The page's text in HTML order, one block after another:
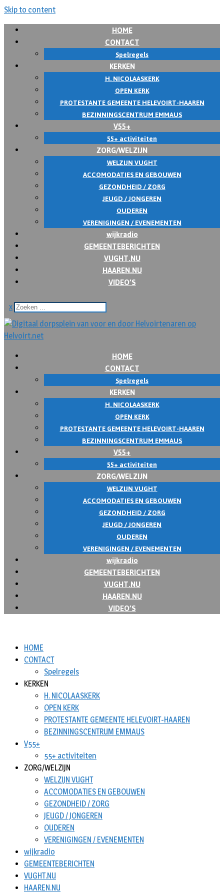
Skip to content
HOME
CONTACT
Spelregels
KERKEN
H. NICOLAASKERK
OPEN KERK
PROTESTANTE GEMEENTE HELEVOIRT-HAAREN
BEZINNINGSCENTRUM EMMAUS
V55+
55+ activiteiten
ZORG/WELZIJN
WELZIJN VUGHT
ACCOMODATIES EN GEBOUWEN
GEZONDHEID / ZORG
JEUGD / JONGEREN
OUDEREN
VERENIGINGEN / EVENEMENTEN
wijkradio
GEMEENTEBERICHTEN
VUGHT.NU
HAAREN.NU
VIDEO’S
x
HOME
CONTACT
Spelregels
KERKEN
H. NICOLAASKERK
OPEN KERK
PROTESTANTE GEMEENTE HELEVOIRT-HAAREN
BEZINNINGSCENTRUM EMMAUS
V55+
55+ activiteiten
ZORG/WELZIJN
WELZIJN VUGHT
ACCOMODATIES EN GEBOUWEN
GEZONDHEID / ZORG
JEUGD / JONGEREN
OUDEREN
VERENIGINGEN / EVENEMENTEN
wijkradio
GEMEENTEBERICHTEN
VUGHT.NU
HAAREN.NU
VIDEO’S
HOME
CONTACT
Spelregels
KERKEN
H. NICOLAASKERK
OPEN KERK
PROTESTANTE GEMEENTE HELEVOIRT-HAAREN
BEZINNINGSCENTRUM EMMAUS
V55+
55+ activiteiten
ZORG/WELZIJN
WELZIJN VUGHT
ACCOMODATIES EN GEBOUWEN
GEZONDHEID / ZORG
JEUGD / JONGEREN
OUDEREN
VERENIGINGEN / EVENEMENTEN
wijkradio
GEMEENTEBERICHTEN
VUGHT.NU
HAAREN.NU